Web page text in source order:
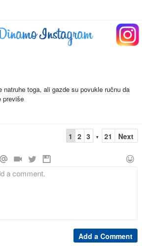
natruhe toga, ali gazde su povukle ručnu da
previše
1 2 3 ▼ 21 Next
Add a Comment